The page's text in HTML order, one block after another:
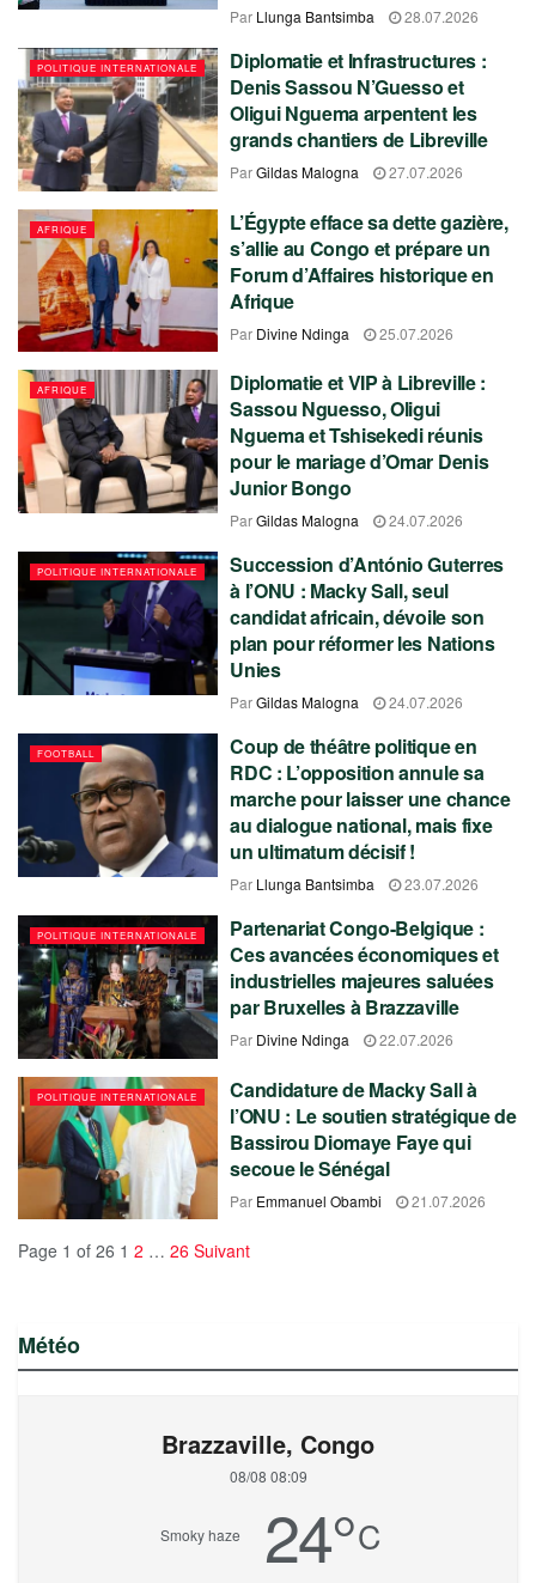
Par Llunga Bantsimba 28.07.2026
POLITIQUE INTERNATIONALE
Diplomatie et Infrastructures :
Denis Sassou N’Guesso et
Oligui Nguema arpentent les
grands chantiers de Libreville
ParGildas Malogna 27.07.2026
AFRIQUE
L’Égypte efface sa dette gazière,
s’allie au Congo et prépare un
Forum d’Affaires historique en
Afrique
Par Divine Ndinga 25.07.2026
AFRIQUE
Diplomatie et VIP à Libreville :
Sassou Nguesso, Oligui
Nguema et Tshisekedi réunis
pour le mariage d’Omar Denis
Junior Bongo
ParGildas Malogna 24.07.2026
POLITIQUE INTERNATIONALE
Succession d’António Guterres
à l’ONU : Macky Sall, seul
candidat africain, dévoile son
plan pour réformer les Nations
Unies
ParGildas Malogna 24.07.2026
FOOTBALL
Coup de théâtre politique en
RDC : L’opposition annule sa
marche pour laisser une chance
au dialogue national, mais fixe
un ultimatum décisif !
Par Llunga Bantsimba 23.07.2026
POLITIQUE INTERNATIONALE
Partenariat Congo-Belgique :
Ces avancées économiques et
industrielles majeures saluées
par Bruxelles à Brazzaville
Par Divine Ndinga 22.07.2026
POLITIQUE INTERNATIONALE
Candidature de Macky Sall à
l’ONU : Le soutien stratégique de
Bassirou Diomaye Faye qui
secoue le Sénégal
Par Emmanuel Obambi 21.07.2026
Page 1 of 26 1 2 … 26 Suivant
Météo
Brazzaville, Congo
08/08 08:09
Smoky haze 24°C